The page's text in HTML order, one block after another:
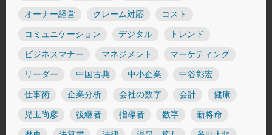
オーナー経営 クレーム対応 コスト
コミュニケーション デジタル トレンド
ビジネスマナー マネジメント マーケティング
リーダー 中国古典 中小企業 中谷彰宏
仕事術 企業分析 会社の数字 会計 健康
児玉尚彦 後継者 指導者 数字 新将命